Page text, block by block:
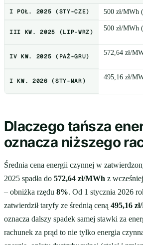
I POŁ. 2025 (STY-CZE) 500 zł/MWh
III KW. 2025 (LIP-WRZ) 500 zł/MWh
IV KW. 2025 (PAŹ-GRU) 572,64 zł/
I KW. 2026 (STY-MAR) 495,16 zł/
Dlaczego tańsza
oznacza niższego
Średnia cena energii czynnej w
2025 spadła do 572,64 zł/MWh z
– obniżka rzędu 8%. Od 1 stycznia 2026
zatwierdził taryfy ze średnią ceną 495,16
oznacza dalszy spadek samej stawki za
rachunek za prąd to nie tylko energia